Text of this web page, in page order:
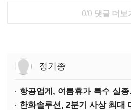
0/0 댓글 더보
정기종
항공업계, 여름휴가 특수 실
한화솔루션, 2분기 사상 최대